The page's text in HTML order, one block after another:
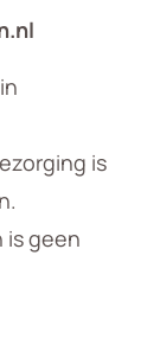
is
is geen